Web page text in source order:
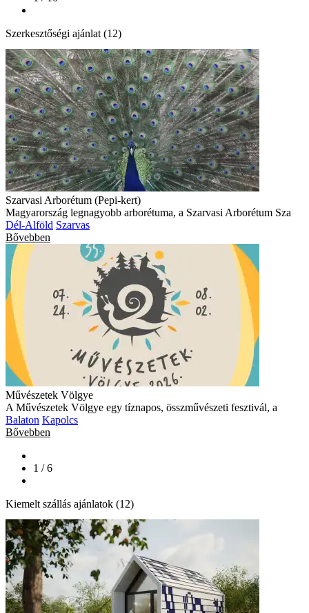
Szerkesztőségi ajánlat (12)
Szarvasi Arborétum (Pepi-kert)
Magyarország legnagyobb arborétuma, a Szarvasi Arborétum Sza
Dél-Alföld Szarvas
Bővebben
Művészetek Völgye
A Művészetek Völgye egy tíznapos, összművészeti fesztivál, a
Balaton Kapolcs
Bővebben
1 / 6
Kiemelt szállás ajánlatok (12)